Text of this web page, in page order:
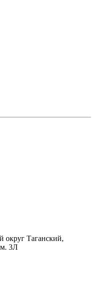
округ Таганский,
3Л